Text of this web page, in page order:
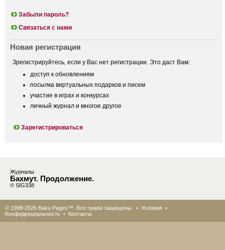
Забыли пароль?
Связаться с нами
Новая регистрация
Зрегистрируйтесь, если у Вас нет регистрации. Это даст Вам:
доступ к обновлениям
посылка виртуальных подарков и писем
участие в играх и конкурсах
личный журнал и многое другое
Зарегистрироваться
Журналы
Бахмут. Продолжение.
© SIG338
© 1998-2026 Baku Pages™. Все права защищены • Условия •
Конфиденциальность • Контакты